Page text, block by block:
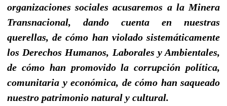
organizaciones sociales acusaremos a la Minera
Transnacional, dando cuenta en nuestras
querellas, de cómo han violado sistemáticamente
los Derechos Humanos, Laborales y Ambientales,
de cómo han promovido la corrupción política,
comunitaria y económica, de cómo han saqueado
nuestro patrimonio natural y cultural.